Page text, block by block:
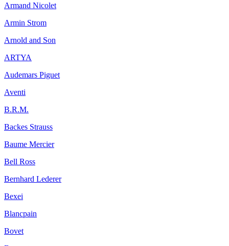
Armand Nicolet
Armin Strom
Arnold and Son
ARTYA
Audemars Piguet
Aventi
B.R.M.
Backes Strauss
Baume Mercier
Bell Ross
Bernhard Lederer
Bexei
Blancpain
Bovet